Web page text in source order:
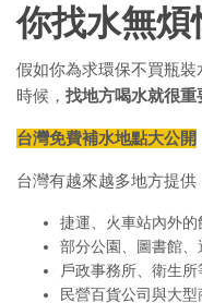
你找水無煩
假如你為求環保不買瓶
時候， 找地方喝水就很重
台灣免費補水地點大公開
台灣有越來越多地方提供
捷運、火車站內外的
部分公園、圖書館、
戶政事務所、衛生所
民營百貨公司與大型